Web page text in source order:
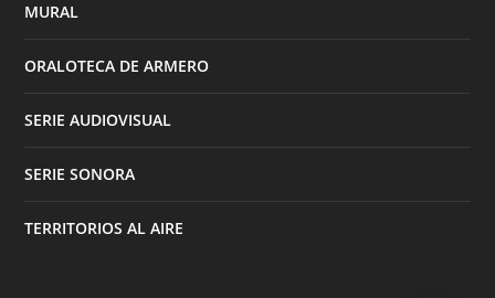
MURAL
ORALOTECA DE ARMERO
SERIE AUDIOVISUAL
SERIE SONORA
TERRITORIOS AL AIRE